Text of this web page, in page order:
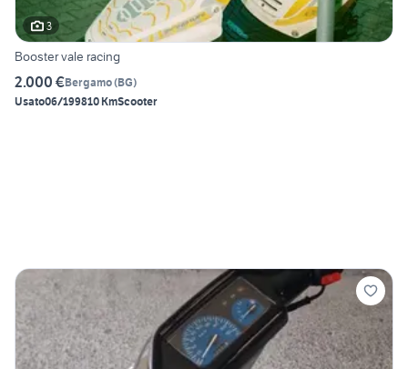
3
Booster vale racing
2.000 €Bergamo(BG)
Usato06/199810 KmScooter